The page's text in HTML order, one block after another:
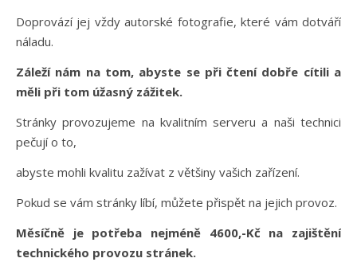
Doprovází jej vždy autorské fotografie, které vám dotváří
náladu.
Záleží nám na tom, abyste se při čtení dobře cítili a
měli při tom úžasný zážitek.
Stránky provozujeme na kvalitním serveru a naši technici
pečují o to,
abyste mohli kvalitu zažívat z většiny vašich zařízení.
Pokud se vám stránky líbí, můžete přispět na jejich provoz.
Měsíčně je potřeba nejméně 4600,-Kč na zajištění
technického provozu stránek.